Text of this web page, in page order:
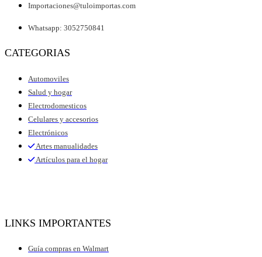
Importaciones@tuloimportas.com
Whatsapp: 3052750841
CATEGORIAS
Automoviles
Salud y hogar
Electrodomesticos
Celulares y accesorios
Electrónicos
Artes manualidades
Artículos para el hogar
LINKS IMPORTANTES
Guía compras en Walmart